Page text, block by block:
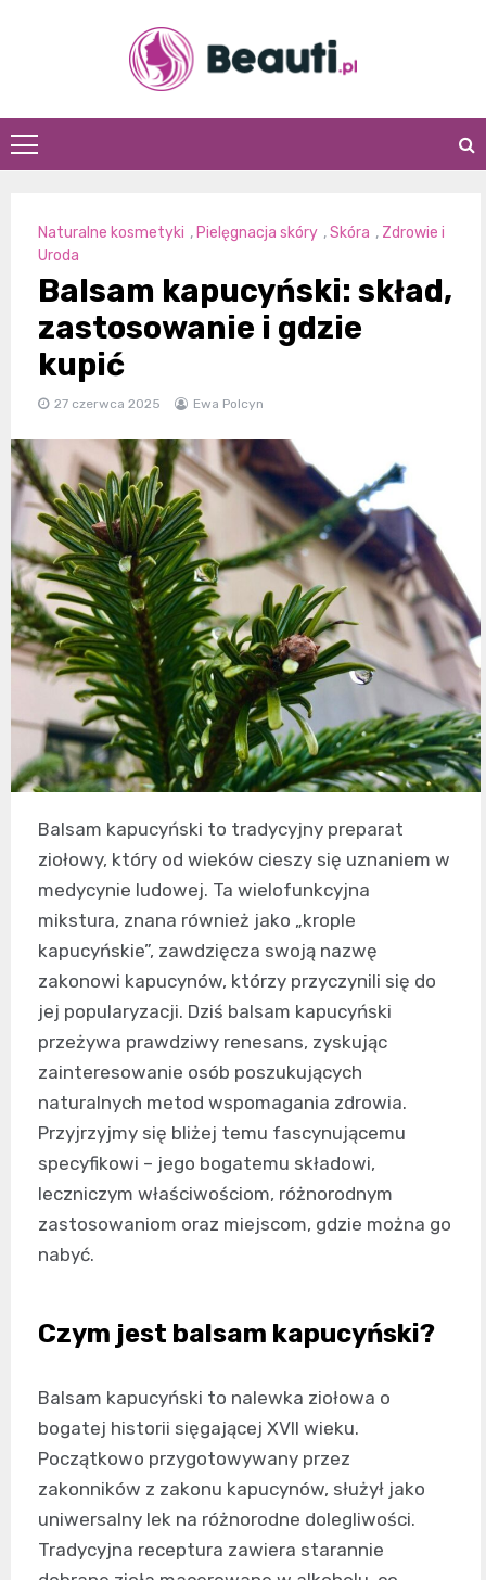
Beauti.pl
Naturalne kosmetyki , Pielęgnacja skóry ,Skóra , Zdrowie i
Uroda
Balsam kapucyński: skład,
zastosowanie i gdzie
kupić
27 czerwca 2025 Ewa Polcyn
Balsam kapucyński to tradycyjny preparat
ziołowy, który od wieków cieszy się uznaniem w
medycynie ludowej. Ta wielofunkcyjna
mikstura, znana również jako „krople
kapucyńskie”, zawdzięcza swoją nazwę
zakonowi kapucynów, którzy przyczynili się do
jej popularyzacji. Dziś balsam kapucyński
przeżywa prawdziwy renesans, zyskując
zainteresowanie osób poszukujących
naturalnych metod wspomagania zdrowia.
Przyjrzyjmy się bliżej temu fascynującemu
specyfikowi – jego bogatemu składowi,
leczniczym właściwościom, różnorodnym
zastosowaniom oraz miejscom, gdzie można go
nabyć.
Czym jest balsam kapucyński?
Balsam kapucyński to nalewka ziołowa o
bogatej historii sięgającej XVII wieku.
Początkowo przygotowywany przez
zakonników z zakonu kapucynów, służył jako
uniwersalny lek na różnorodne dolegliwości.
Tradycyjna receptura zawiera starannie